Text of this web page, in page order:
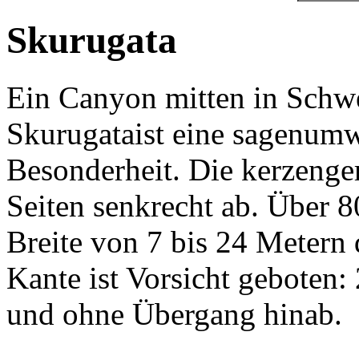
Skurugata
Ein Canyon mitten in
Skurugataist eine
Besonderheit. Die
Seiten senkrecht ab. Über
Breite von 7 bis 24 Metern
Kante ist Vorsicht
und ohne Übergang hinab.